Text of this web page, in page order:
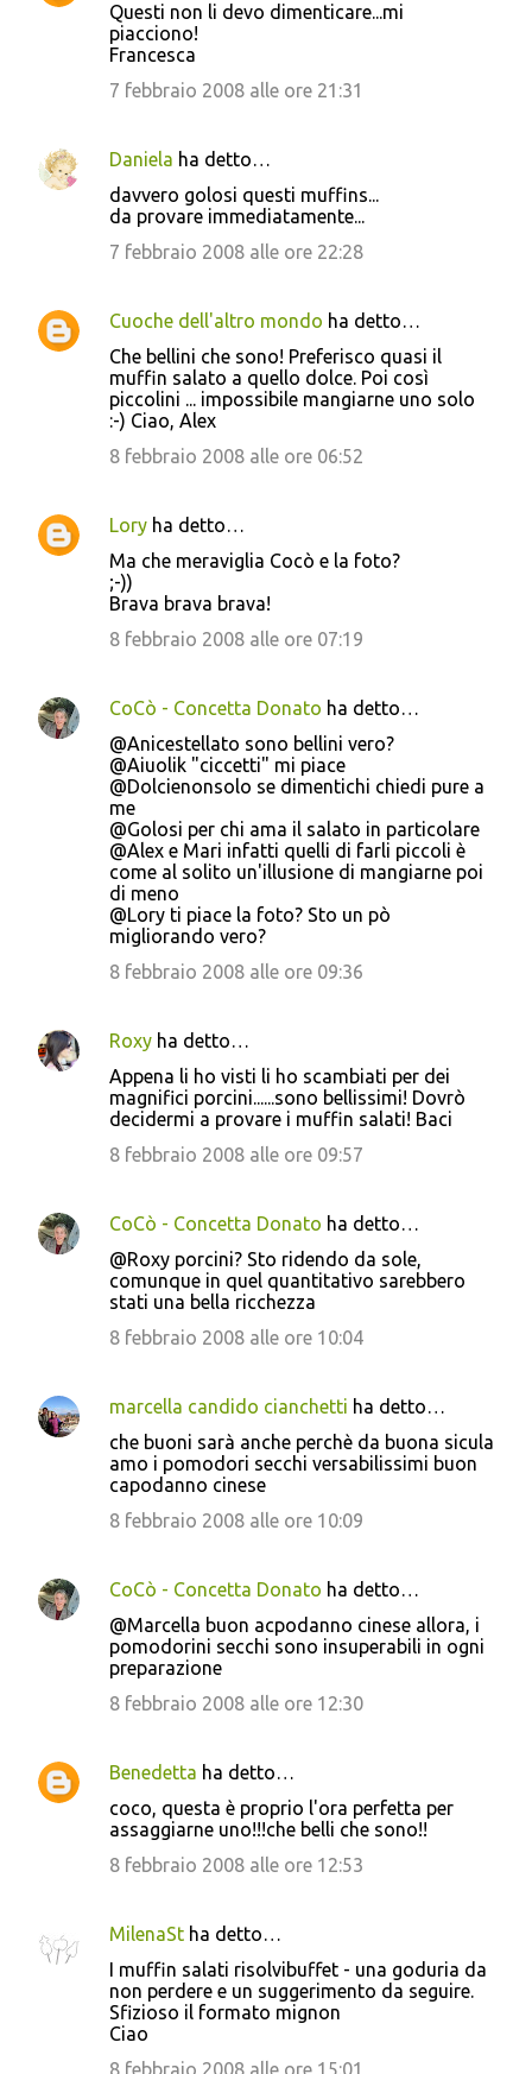
Questi non li devo dimenticare...mi
piacciono!
Francesca
7 febbraio 2008 alle ore 21:31
Daniela ha detto…
davvero golosi questi muffins...
da provare immediatamente...
7 febbraio 2008 alle ore 22:28
Cuoche dell'altro mondo ha detto…
Che bellini che sono! Preferisco quasi il
muffin salato a quello dolce. Poi così
piccolini ... impossibile mangiarne uno solo
:-) Ciao, Alex
8 febbraio 2008 alle ore 06:52
Lory ha detto…
Ma che meraviglia Cocò e la foto?
;-))
Brava brava brava!
8 febbraio 2008 alle ore 07:19
CoCò - Concetta Donato ha detto…
@Anicestellato sono bellini vero?
@Aiuolik "ciccetti" mi piace
@Dolcienonsolo se dimentichi chiedi pure a
me
@Golosi per chi ama il salato in particolare
@Alex e Mari infatti quelli di farli piccoli è
come al solito un'illusione di mangiarne poi
di meno
@Lory ti piace la foto? Sto un pò
migliorando vero?
8 febbraio 2008 alle ore 09:36
Roxy ha detto…
Appena li ho visti li ho scambiati per dei
magnifici porcini......sono bellissimi! Dovrò
decidermi a provare i muffin salati! Baci
8 febbraio 2008 alle ore 09:57
CoCò - Concetta Donato ha detto…
@Roxy porcini? Sto ridendo da sole,
comunque in quel quantitativo sarebbero
stati una bella ricchezza
8 febbraio 2008 alle ore 10:04
marcella candido cianchetti ha detto…
che buoni sarà anche perchè da buona sicula
amo i pomodori secchi versabilissimi buon
capodanno cinese
8 febbraio 2008 alle ore 10:09
CoCò - Concetta Donato ha detto…
@Marcella buon acpodanno cinese allora, i
pomodorini secchi sono insuperabili in ogni
preparazione
8 febbraio 2008 alle ore 12:30
Benedetta ha detto…
coco, questa è proprio l'ora perfetta per
assaggiarne uno!!!che belli che sono!!
8 febbraio 2008 alle ore 12:53
MilenaSt ha detto…
I muffin salati risolvibuffet - una goduria da
non perdere e un suggerimento da seguire.
Sfizioso il formato mignon
Ciao
8 febbraio 2008 alle ore 15:01